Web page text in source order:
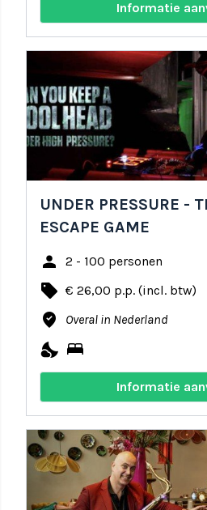
Informatie
UNDER PRESSURE -
ESCAPE GAME
person 2 - 100 personen
local_offer € 26,00 p.p. (incl. btw)
where_to_vote Overal in Nederland
nights_stay bed
Informatie